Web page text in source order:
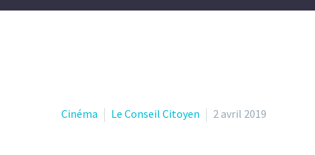
Cinéma Le Conseil Citoyen 2 avril 2019